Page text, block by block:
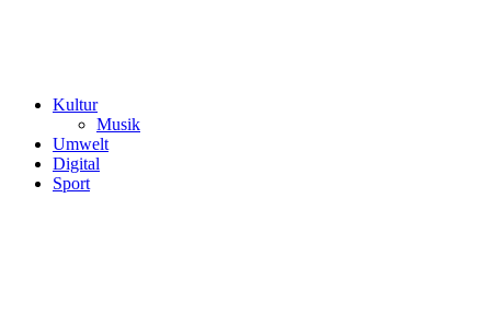
Kultur
Musik
Umwelt
Digital
Sport